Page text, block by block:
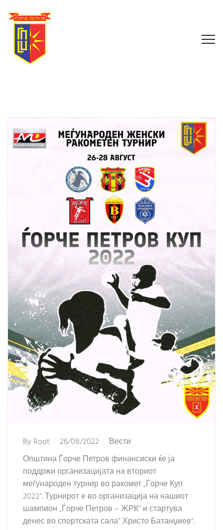
ByRoot 26/08/2022
Вести
Општина Ѓорче Петров финансиски ќе ја
поддржи организацијата на вториот
меѓународен турнир во ракомет „Ѓорче Куп
2022“. Турнирот е во организација на нашиот
шампион „Ѓорче Петров – ЖРК“ и стартува
денес во спортската сала” Христо Батанџиев”.